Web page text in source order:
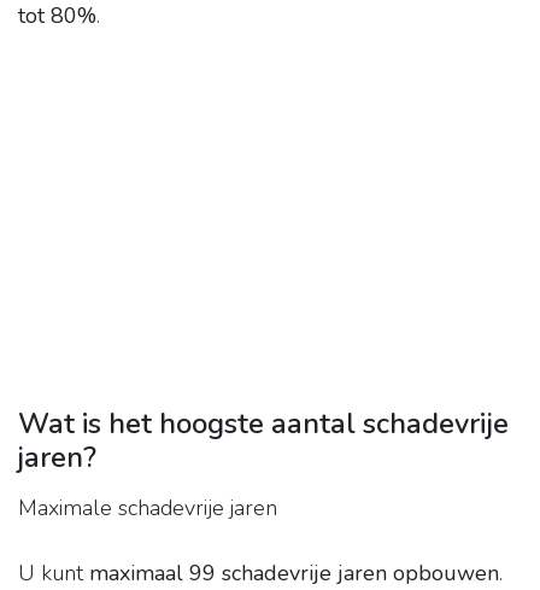
tot 80%.
Wat is het hoogste aantal schadevrije
jaren?
Maximale schadevrije jaren
U kunt maximaal 99 schadevrije jaren opbouwen.